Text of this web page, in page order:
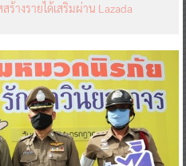
ร้างรายได้เสริมผ่าน Lazada